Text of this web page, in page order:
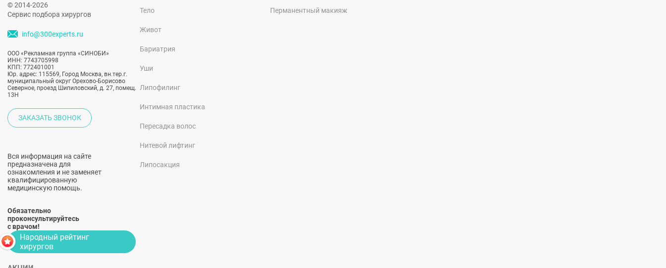
© 2014-2026
Сервис подбора хирургов
info@300experts.ru
ООО «Рекламная группа «СИНОБИ»
ИНН: 7743705998
КПП: 772401001
Юр. адрес: 115569, Город Москва, вн.тер.г.
муниципальный округ Орехово-Борисово
Северное, проезд Шипиловский, д. 27, помещ.
13Н
ЗАКАЗАТЬ ЗВОНОК
Вся информация на сайте
предназначена для
ознакомления и не заменяет
квалифицированную
медицинскую помощь.
Обязательно
проконсультируйтесь
с врачом!
Тело
Живот
Бариатрия
Уши
Липофилинг
Интимная пластика
Пересадка волос
Нитевой лифтинг
Липосакция
Перманентный макияж
Народный рейтинг
хирургов